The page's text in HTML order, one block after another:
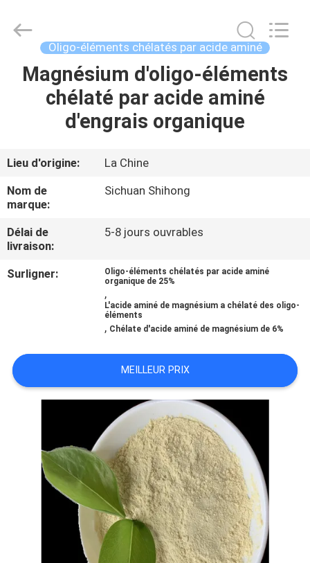
MAISON
PRODUITS
VIDÉOS
AU
SUJET
DE
NOUS
CONTRÔLE
CONTACTEZ-
DEMANDEZ
Shihong
Technology
Reserved.
Oligo-éléments chélatés par acide aminé
Magnésium d'oligo-éléments
chélaté par acide aminé
d'engrais organique
Lieu d'origine:
La Chine
Nom de
marque:
Sichuan Shihong
Délai de
livraison:
5-8 jours ouvrables
Surligner:
Oligo-éléments chélatés par acide aminé
organique de 25%
,
L'acide aminé de magnésium a chélaté des oligo-
éléments
, Chélate d'acide aminé de magnésium de 6%
MEILLEUR PRIX